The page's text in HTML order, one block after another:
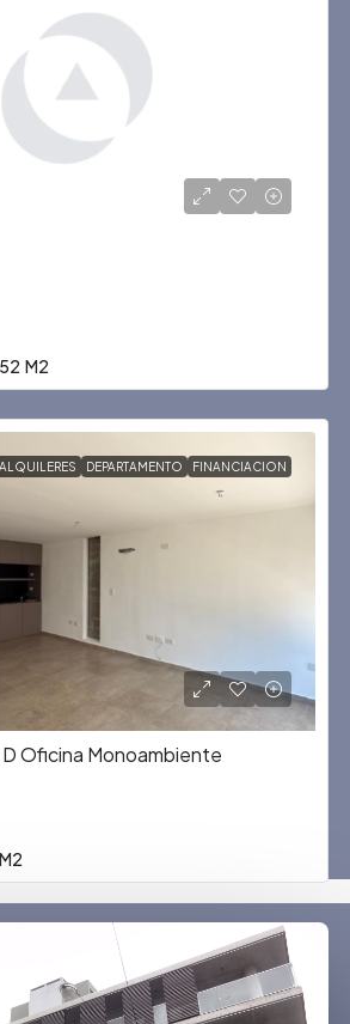
M2
ALQUILERES DEPARTAMENTO FINANCIACION
Oficina Monoambiente
M2